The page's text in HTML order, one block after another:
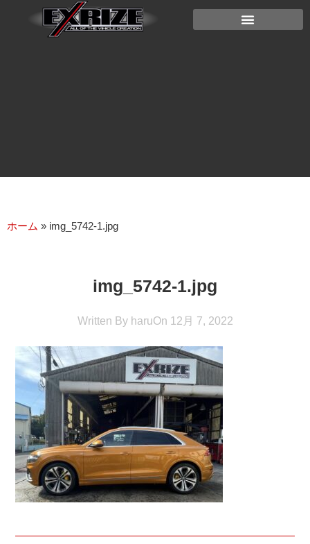
ホーム » img_5742-1.jpg
img_5742-1.jpg
Written ByharuOn 12月 7, 2022